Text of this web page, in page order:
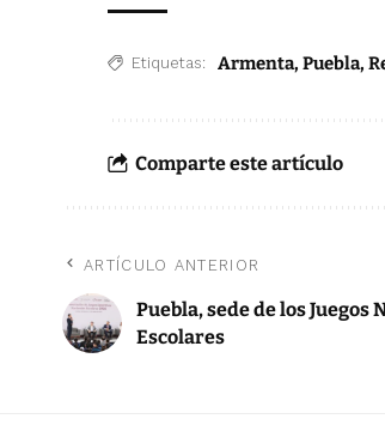
Etiquetas: Armenta,Puebla,
Comparte este artículo
ARTÍCULO ANTERIOR
Puebla, sede de los Juegos
Escolares